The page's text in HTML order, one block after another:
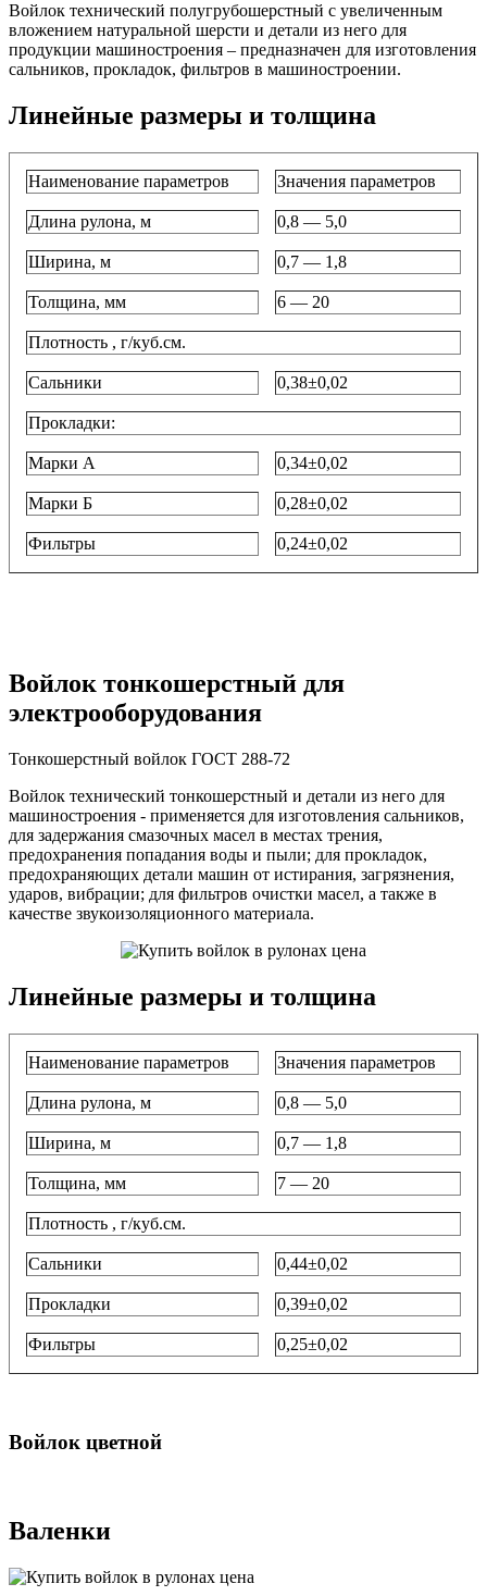
Войлок технический полугрубошерстный с увеличенным
вложением натуральной шерсти и детали из него для
продукции машиностроения – предназначен для изготовления
сальников, прокладок, фильтров в машиностроении.
Линейные размеры и толщина
Наименование параметров Значения параметров
Длина рулона, м 0,8 — 5,0
Ширина, м 0,7 — 1,8
Толщина, мм 6 — 20
Плотность , г/куб.см.
Сальники 0,38±0,02
Прокладки:
Марки А 0,34±0,02
Марки Б 0,28±0,02
Фильтры 0,24±0,02
Войлок тонкошерстный для
электрооборудования
Тонкошерстный войлок ГОСТ 288-72
Войлок технический тонкошерстный и детали из него для
машиностроения - применяется для изготовления сальников,
для задержания смазочных масел в местах трения,
предохранения попадания воды и пыли; для прокладок,
предохраняющих детали машин от истирания, загрязнения,
ударов, вибрации; для фильтров очистки масел, а также в
качестве звукоизоляционного материала.
Линейные размеры и толщина
Наименование параметров Значения параметров
Длина рулона, м 0,8 — 5,0
Ширина, м 0,7 — 1,8
Толщина, мм 7 — 20
Плотность , г/куб.см.
Сальники 0,44±0,02
Прокладки 0,39±0,02
Фильтры 0,25±0,02
Войлок цветной
Валенки